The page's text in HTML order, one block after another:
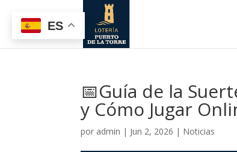
📅Guía de la
y Cómo Jugar
por admin | Jun 2, 2026 | Noticias
ES